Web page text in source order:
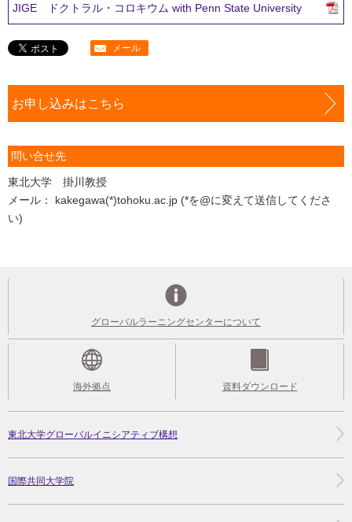
JIGE ドクトラル・コロキウム with Penn State University
メール
お申し込みはこちら
問い合せ先
東北大学 掛川教授
メール： kakegawa(*)tohoku.ac.jp (*を@に変えて送信してくださ
い)
グローバルラーニングセンターについて
海外拠点 資料ダウンロード
東北大学グローバルイニシアティブ構想
国際共同大学院